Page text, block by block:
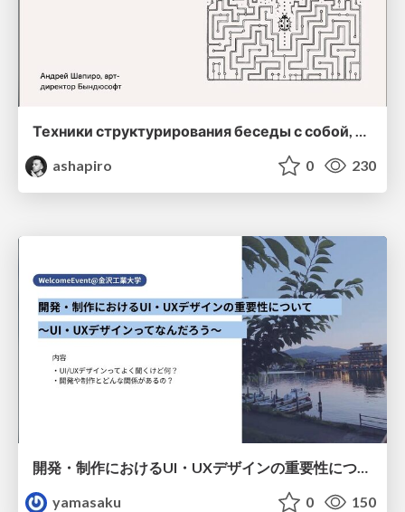
Техники структурирования беседы с собой, заказчиком и командо
ashapiro
0 230
開発・制作におけるUI・UXデザインの重要性について～UI・UXデザインってなんだろう～
yamasaku
0 150